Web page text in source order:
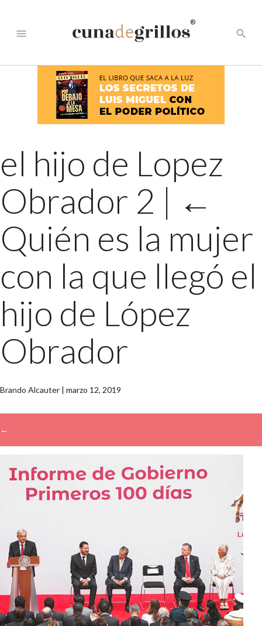
menu
®
search
el hijo de Lopez
Obrador 2 | ←
Quién es la mujer
con la que llegó el
hijo de López
Obrador
Brando Alcauter | marzo 12, 2019
←